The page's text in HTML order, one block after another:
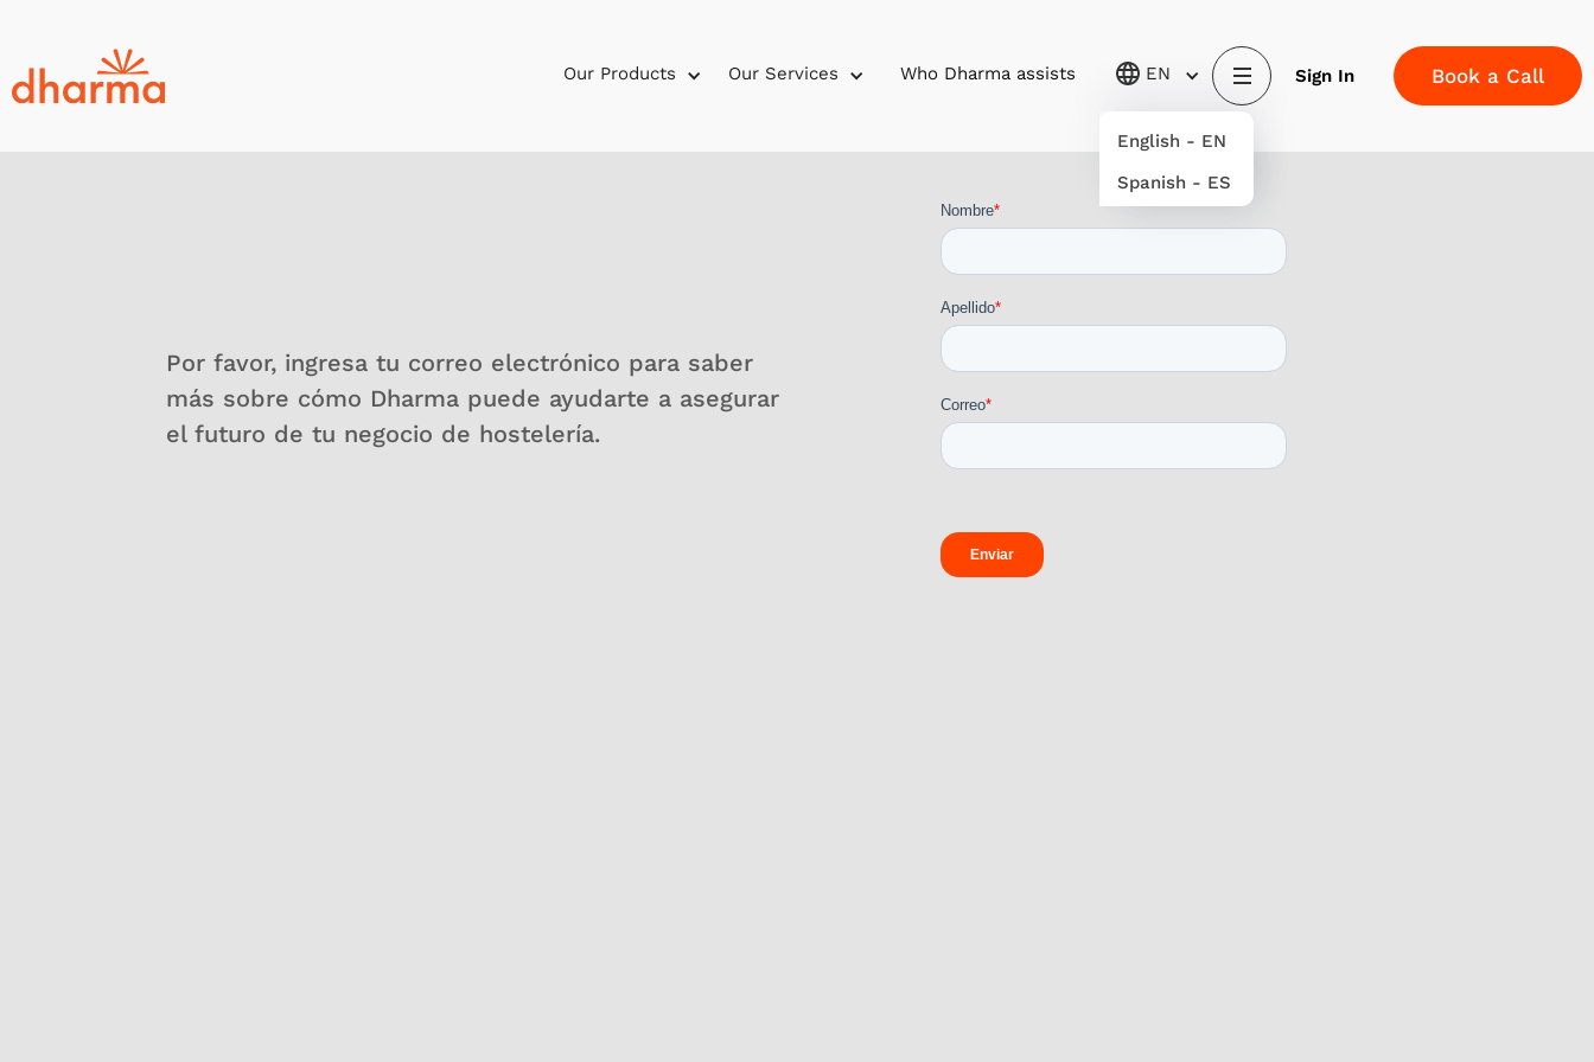
Our Products Our Services Who Dharma assists EN
English - EN
Spanish - ES
Sign In Book a Call
Por favor, ingresa tu correo electrónico para saber
más sobre cómo Dharma puede ayudarte a asegurar
el futuro de tu negocio de hostelería.